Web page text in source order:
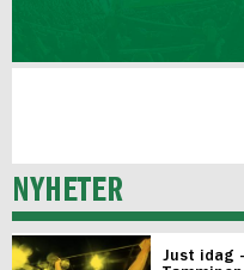
NYHETER
Just idag